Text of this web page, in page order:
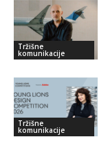
Tržišne
komunikacije
Tržišne
komunikacije